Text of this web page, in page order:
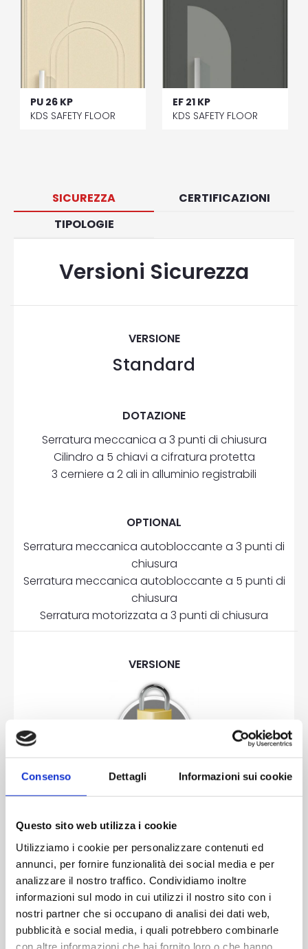
Consenso Dettagli Informazioni sui cookie
Questo sito web utilizza i cookie
Utilizziamo i cookie per personalizzare contenuti ed
annunci, per fornire funzionalità dei social media e per
analizzare il nostro traffico. Condividiamo inoltre
informazioni sul modo in cui utilizzi il nostro sito con i
nostri partner che si occupano di analisi dei dati web,
pubblicità e social media, i quali potrebbero combinarle
con altre informazioni che hai fornito loro o che hanno
PU 26 KP
KDS SAFETY FLOOR
EF 21 KP
KDS SAFETY FLOOR
SICUREZZA
CERTIFICAZIONI
TIPOLOGIE
Versioni Sicurezza
VERSIONE
Standard
DOTAZIONE
Serratura meccanica a 3 punti di chiusura
Cilindro a 5 chiavi a cifratura protetta
3 cerniere a 2 ali in alluminio registrabili
OPTIONAL
Serratura meccanica autobloccante a 3 punti di
chiusura
Serratura meccanica autobloccante a 5 punti di
chiusura
Serratura motorizzata a 3 punti di chiusura
VERSIONE
Cilindro a 5 chiavi a cifratura protetta certifcato
antieffrazione
3 cerniere a 2 ali in alluminio registrabili
2 rostri su lato cerniere
Piatti di rinforzo in acciaio nel telaio